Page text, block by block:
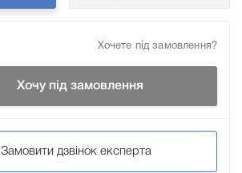
Хочете під замовлення?
Хочу під замовлення
Замовити дзвінок експерта